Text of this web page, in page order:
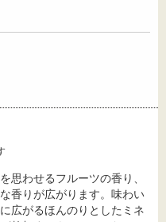
思わせるフルーツの香り、
香りが広がります。味わい
広がるほんのりとしたミネ